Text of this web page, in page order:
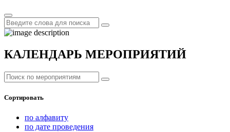
КАЛЕНДАРЬ МЕРОПРИЯТИЙ
Сортировать
по алфавиту
по дате проведения